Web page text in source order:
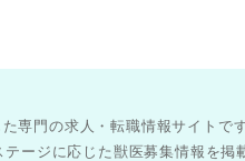
専門の求人・転職情報サイトです
ージに応じた獣医募集情報を掲